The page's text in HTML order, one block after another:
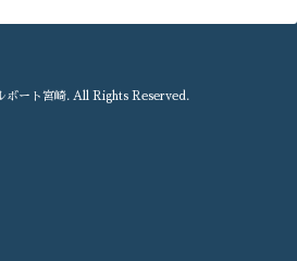
ボート宮崎. All Rights Reserved.